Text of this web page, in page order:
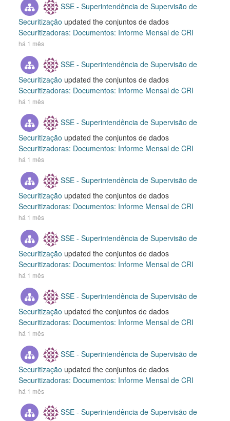
SSE - Superintendência de Supervisão de
Securitização updated the conjuntos de dados
Securitizadoras: Documentos: Informe Mensal de CRI
há 1 mês
SSE - Superintendência de Supervisão de
Securitização updated the conjuntos de dados
Securitizadoras: Documentos: Informe Mensal de CRI
há 1 mês
SSE - Superintendência de Supervisão de
Securitização updated the conjuntos de dados
Securitizadoras: Documentos: Informe Mensal de CRI
há 1 mês
SSE - Superintendência de Supervisão de
Securitização updated the conjuntos de dados
Securitizadoras: Documentos: Informe Mensal de CRI
há 1 mês
SSE - Superintendência de Supervisão de
Securitização updated the conjuntos de dados
Securitizadoras: Documentos: Informe Mensal de CRI
há 1 mês
SSE - Superintendência de Supervisão de
Securitização updated the conjuntos de dados
Securitizadoras: Documentos: Informe Mensal de CRI
há 1 mês
SSE - Superintendência de Supervisão de
Securitização updated the conjuntos de dados
Securitizadoras: Documentos: Informe Mensal de CRI
há 1 mês
SSE - Superintendência de Supervisão de